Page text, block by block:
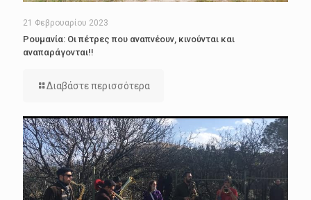
21 Φεβρουαρίου 2023
Ρουμανία: Οι πέτρες που αναπνέουν, κινούνται και
αναπαράγονται!!
Διαβάστε περισσότερα